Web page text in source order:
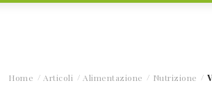
Home Articoli Alimentazione Nutrizione